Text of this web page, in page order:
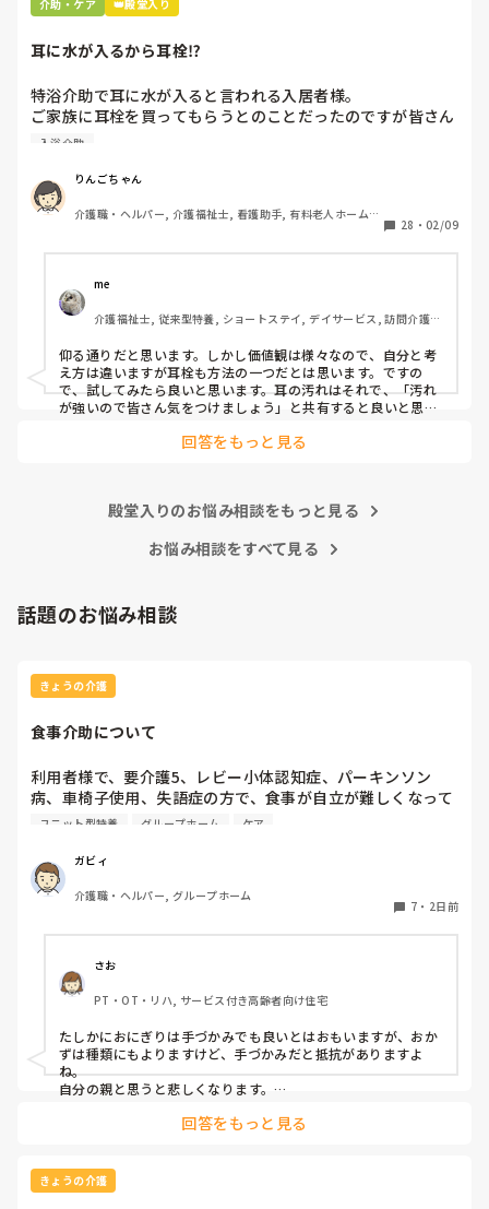
介助・ケア 👑殿堂入り
耳に水が入るから耳栓⁉︎
特浴介助で耳に水が入ると言われる入居者様。
ご家族に耳栓を買ってもらうとのことだったのですが皆さん
どう思われますか？
思ったのですがパートなためあまり強く言えず…
また洗髪後どうやら耳を拭いてない様子。あとから耳を拭い
て欲しいと言われて拭くととても汚いのですが、耳栓よりも
耳栓の管理も大変だと思いますし（衛生的に消毒なども必要
かと）、皆さんどう思われますか？
入浴介助
りんごちゃん
介護職・ヘルパー, 介護福祉士, 看護助手, 有料老人ホーム,
28 ・ 02/09
me
介護福祉士, 従来型特養, ショートステイ, デイサービス, 訪問介護,
仰る通りだと思います。しかし価値観は様々なので、自分と考
え方は違いますが耳栓も方法の一つだとは思います。ですの
で、試してみたら良いと思います。耳の汚れはそれで、「汚れ
が強いので皆さん気をつけましょう」と共有すると良いと思い
回答をもっと見る
殿堂入りのお悩み相談をもっと見る
お悩み相談をすべて見る
話題のお悩み相談
きょうの介護
食事介助について
利用者様で、要介護5、レビー小体認知症、パーキンソン
病、車椅子使用、失語症の方で、食事が自立が難しくなって
来ました。ご飯を、おにぎりにして、ご自分で手づかみで食
す。食べられる時とスプーンを使っても難しい時がありま
す。おかずも、おにぎり同様、手づかみでたべてもらってる
時があるのですが、難しい時は、職員が介助しています。ご
かずの手づかみは、どうかなと思うのですが、皆さんはどう
思われますか？私は、自分の母親が手づかみで食べてるのを
見たら、悲しくなります…職員さん、介助して下さいと思っ
てしまいます…
ユニット型特養 グループホーム ケア
ガビィ
介護職・ヘルパー, グループホーム
7 ・ 2日前
さお
PT・OT・リハ, サービス付き高齢者向け住宅
たしかにおにぎりは手づかみでも良いとはおもいますが、おか
ずは種類にもよりますけど、手づかみだと抵抗がありますよ
ね。
自分の親と思うと悲しくなります。
どうなんでしょうか？とろみつけてたりするのを手づかみは抵
回答をもっと見る
きょうの介護